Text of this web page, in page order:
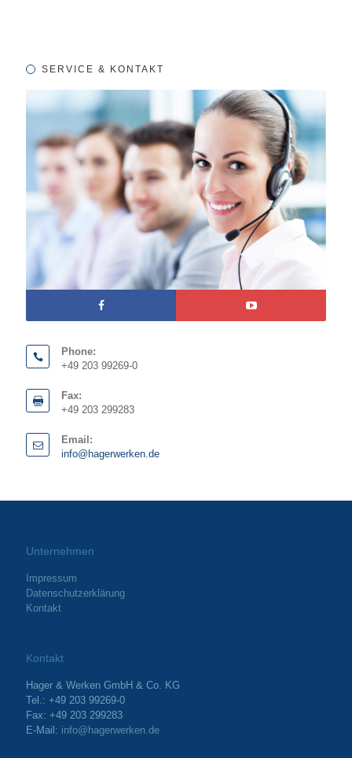
SERVICE & KONTAKT
Phone:
+49 203 99269-0
Fax:
+49 203 299283
Email:
info@hagerwerken.de
Unternehmen
Impressum
Datenschutzerklärung
Kontakt
Kontakt
Hager & Werken GmbH & Co. KG
Tel.: +49 203 99269-0
Fax: +49 203 299283
E-Mail: info@hagerwerken.de